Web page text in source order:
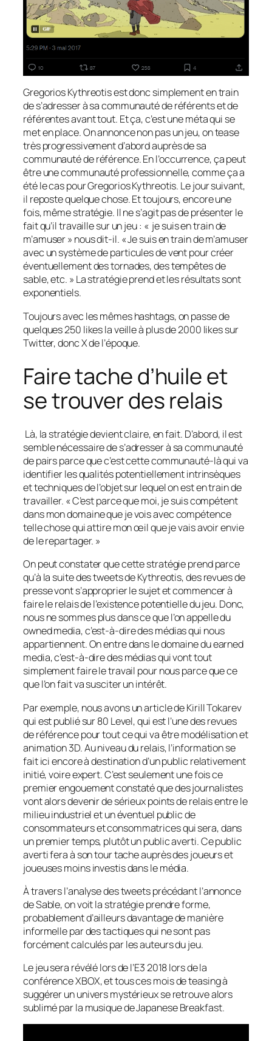
Gregorios Kythreotis est donc simplement en train
de s’adresser à sa communauté de référents et de
référentes avant tout. Et ça, c’est une méta qui se
met en place. On annonce non pas un jeu, on tease
très progressivement d’abord auprès de sa
communauté de référence. En l’occurrence, ça peut
être une communauté professionnelle, comme ça a
été le cas pour Gregorios Kythreotis. Le jour suivant,
il reposte quelque chose. Et toujours, encore une
fois, même stratégie. Il ne s’agit pas de présenter le
fait qu’il travaille sur un jeu : « je suis en train de
m’amuser » nous dit-il. « Je suis en train de m’amuser
avec un système de particules de vent pour créer
éventuellement des tornades, des tempêtes de
sable, etc. » La stratégie prend et les résultats sont
exponentiels.
Toujours avec les mêmes hashtags, on passe de
quelques 250 likes la veille à plus de 2000 likes sur
Twitter, donc X de l’époque.
Faire tache d’huile et
se trouver des relais
Là, la stratégie devient claire, en fait. D’abord, il est
semble nécessaire de s’adresser à sa communauté
de pairs parce que c’est cette communauté-là qui va
identifier les qualités potentiellement intrinsèques
et techniques de l’objet sur lequel on est en train de
travailler. « C’est parce que moi, je suis compétent
dans mon domaine que je vois avec compétence
telle chose qui attire mon œil que je vais avoir envie
de le repartager. »
On peut constater que cette stratégie prend parce
qu’à la suite des tweets de Kythreotis, des revues de
presse vont s’approprier le sujet et commencer à
faire le relais de l’existence potentielle du jeu. Donc,
nous ne sommes plus dans ce que l’on appelle du
owned media, c’est-à-dire des médias qui nous
appartiennent. On entre dans le domaine du earned
media, c’est-à-dire des médias qui vont tout
simplement faire le travail pour nous parce que ce
que l’on fait va susciter un intérêt.
Par exemple, nous avons un article de Kirill Tokarev
qui est publié sur 80 Level, qui est l’une des revues
de référence pour tout ce qui va être modélisation et
animation 3D. Au niveau du relais, l’information se
fait ici encore à destination d’un public relativement
initié, voire expert. C’est seulement une fois ce
premier engouement constaté que des journalistes
vont alors devenir de sérieux points de relais entre le
milieu industriel et un éventuel public de
consommateurs et consommatrices qui sera, dans
un premier temps, plutôt un public averti. Ce public
averti fera à son tour tache auprès des joueurs et
joueuses moins investis dans le média.
À travers l’analyse des tweets précédant l’annonce
deSable, on voit la stratégie prendre forme,
probablement d’ailleurs davantage de manière
informelle par des tactiques qui ne sont pas
forcément calculés par les auteurs du jeu.
Le jeu sera révélé lors de l’E3 2018 lors de la
conférence XBOX, et tous ces mois de teasing à
suggérer un univers mystérieux se retrouve alors
sublimé par la musique deJapanese Breakfast.